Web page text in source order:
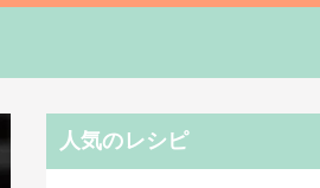
人気のレシピ